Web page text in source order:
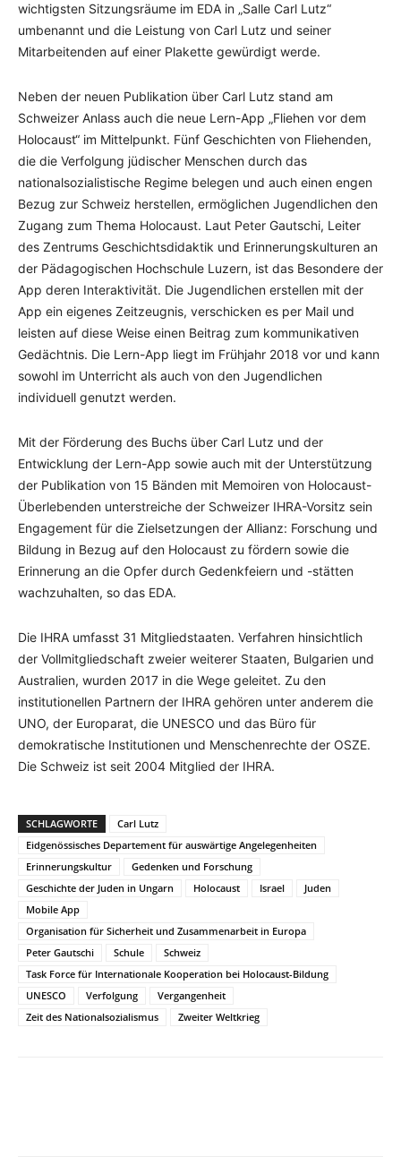
wichtigsten Sitzungsräume im EDA in „Salle Carl Lutz“
umbenannt und die Leistung von Carl Lutz und seiner
Mitarbeitenden auf einer Plakette gewürdigt werde.
Neben der neuen Publikation über Carl Lutz stand am
Schweizer Anlass auch die neue Lern-App „Fliehen vor dem
Holocaust“ im Mittelpunkt. Fünf Geschichten von Fliehenden,
die die Verfolgung jüdischer Menschen durch das
nationalsozialistische Regime belegen und auch einen engen
Bezug zur Schweiz herstellen, ermöglichen Jugendlichen den
Zugang zum Thema Holocaust. Laut Peter Gautschi, Leiter
des Zentrums Geschichtsdidaktik und Erinnerungskulturen an
der Pädagogischen Hochschule Luzern, ist das Besondere der
App deren Interaktivität. Die Jugendlichen erstellen mit der
App ein eigenes Zeitzeugnis, verschicken es per Mail und
leisten auf diese Weise einen Beitrag zum kommunikativen
Gedächtnis. Die Lern-App liegt im Frühjahr 2018 vor und kann
sowohl im Unterricht als auch von den Jugendlichen
individuell genutzt werden.
Mit der Förderung des Buchs über Carl Lutz und der
Entwicklung der Lern-App sowie auch mit der Unterstützung
der Publikation von 15 Bänden mit Memoiren von Holocaust-
Überlebenden unterstreiche der Schweizer IHRA-Vorsitz sein
Engagement für die Zielsetzungen der Allianz: Forschung und
Bildung in Bezug auf den Holocaust zu fördern sowie die
Erinnerung an die Opfer durch Gedenkfeiern und -stätten
wachzuhalten, so das EDA.
Die IHRA umfasst 31 Mitgliedstaaten. Verfahren hinsichtlich
der Vollmitgliedschaft zweier weiterer Staaten, Bulgarien und
Australien, wurden 2017 in die Wege geleitet. Zu den
institutionellen Partnern der IHRA gehören unter anderem die
UNO, der Europarat, die UNESCO und das Büro für
demokratische Institutionen und Menschenrechte der OSZE.
Die Schweiz ist seit 2004 Mitglied der IHRA.
SCHLAGWORTE
Carl Lutz
Eidgenössisches Departement für auswärtige Angelegenheiten
Erinnerungskultur
Gedenken und Forschung
Geschichte der Juden in Ungarn
Holocaust Israel
Juden
Mobile App
Organisation für Sicherheit und Zusammenarbeit in Europa
Peter Gautschi
Schule
Schweiz
Task Force für Internationale Kooperation bei Holocaust-Bildung
UNESCO
Verfolgung
Vergangenheit
Zeit des Nationalsozialismus
Zweiter Weltkrieg